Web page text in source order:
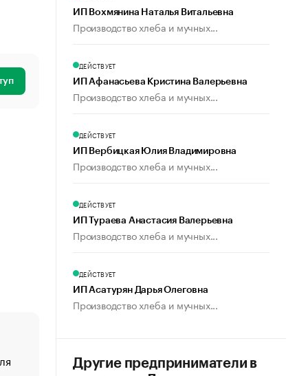
«От спорта тело стареет иначе». Как живет глава
ИП Вохмянина Наталья Витальевна
Производство хлеба и мучных...
ДЕЙСТВУЕТ
ИП Афанасьева Кристина Валерьевна
Производство хлеба и мучных...
ДЕЙСТВУЕТ
ИП Вербицкая Юлия Владимировна
Производство хлеба и мучных...
ДЕЙСТВУЕТ
ИП Тураева Анастасия Валерьевна
Производство хлеба и мучных...
ДЕЙСТВУЕТ
ИП Асатурян Дарья Олеговна
Производство хлеба и мучных...
Другие предприниматели в